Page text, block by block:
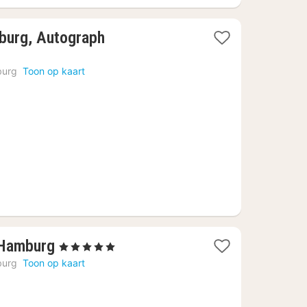
Autograph
Toon op kaart
1
nacht
, 5 Sterren
Toon op kaart